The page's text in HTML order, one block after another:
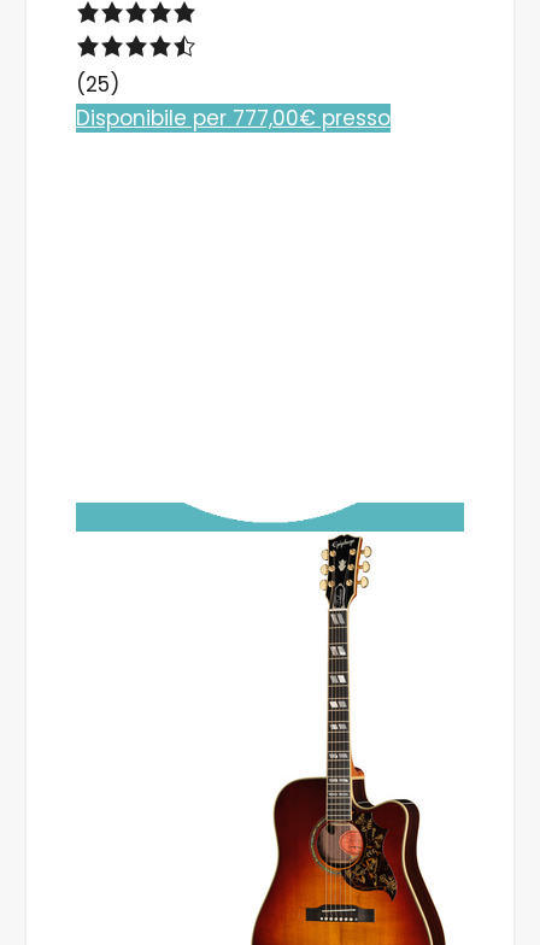
(25)
Disponibile per 777,00€ presso